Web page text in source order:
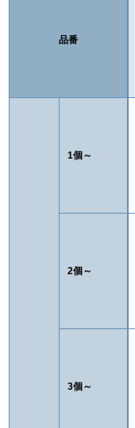
品番
1個～
2個～
3個～